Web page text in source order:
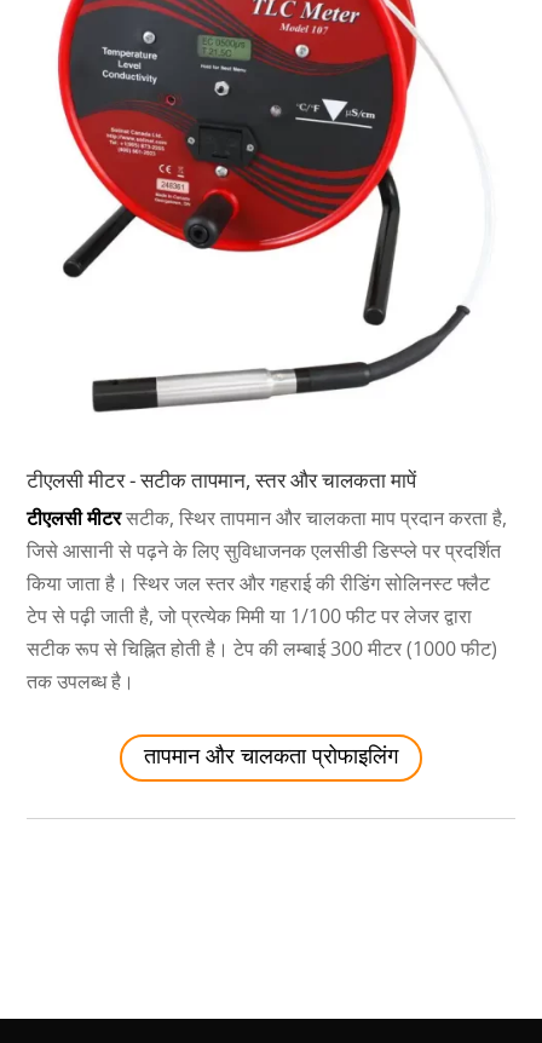
टीएलसी मीटर - सटीक तापमान, स्तर और चालकता मापें
टीएलसी मीटरसटीक, स्थिर तापमान और चालकता माप प्रदान करता है,
जिसे आसानी से पढ़ने के लिए सुविधाजनक एलसीडी डिस्प्ले पर प्रदर्शित
किया जाता है। स्थिर जल स्तर और गहराई की रीडिंग सोलिनस्ट फ्लैट
टेप से पढ़ी जाती है, जो प्रत्येक मिमी या 1/100 फीट पर लेजर द्वारा
सटीक रूप से चिह्नित होती है। टेप की लम्बाई 300 मीटर (1000 फीट)
तक उपलब्ध है।
तापमान और चालकता प्रोफाइलिंग